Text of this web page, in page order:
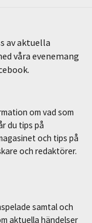
av aktuella
våra evenemang
om vad som
du tips på
och tips på
och redaktörer.
samtal och
aktuella händelser